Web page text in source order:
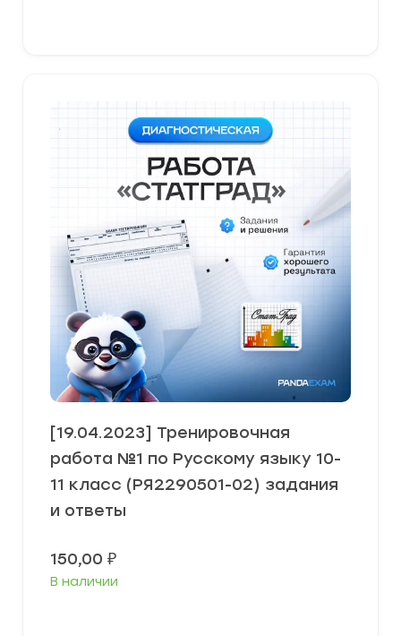
[19.04.2023] Тренировочная
работа №1 по Русскому языку 10-
11 класс (РЯ2290501-02) задания
и ответы
150,00 ₽
В наличии